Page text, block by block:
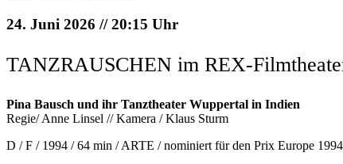
24. Juni 2026 // 20:15 Uhr
TANZRAUSCHEN im REX-
Pina Bausch und ihr Tanztheater Wuppertal in Indien
Regie/ Anne Linsel // Kamera / Klaus Sturm
D / F / 1994 / 64 min / ARTE / nominiert für den Prix Europe 1994